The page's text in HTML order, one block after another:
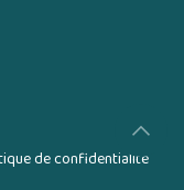
de confidentialité